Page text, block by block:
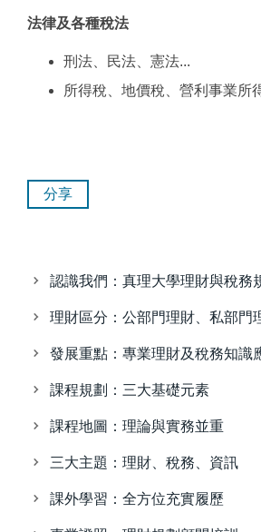
法律及各種稅法
刑法、民法、憲法...
所得稅、地價稅、營利事業所
分享
認識我們：真理大學理財與稅務
理財區分：公部門理財、私部門
發展重點：專業理財及稅務知識
課程規劃：三大基礎元素
課程地圖：理論與實務並重
三大主題：理財、稅務、資訊
課外學習：全方位充實履歷